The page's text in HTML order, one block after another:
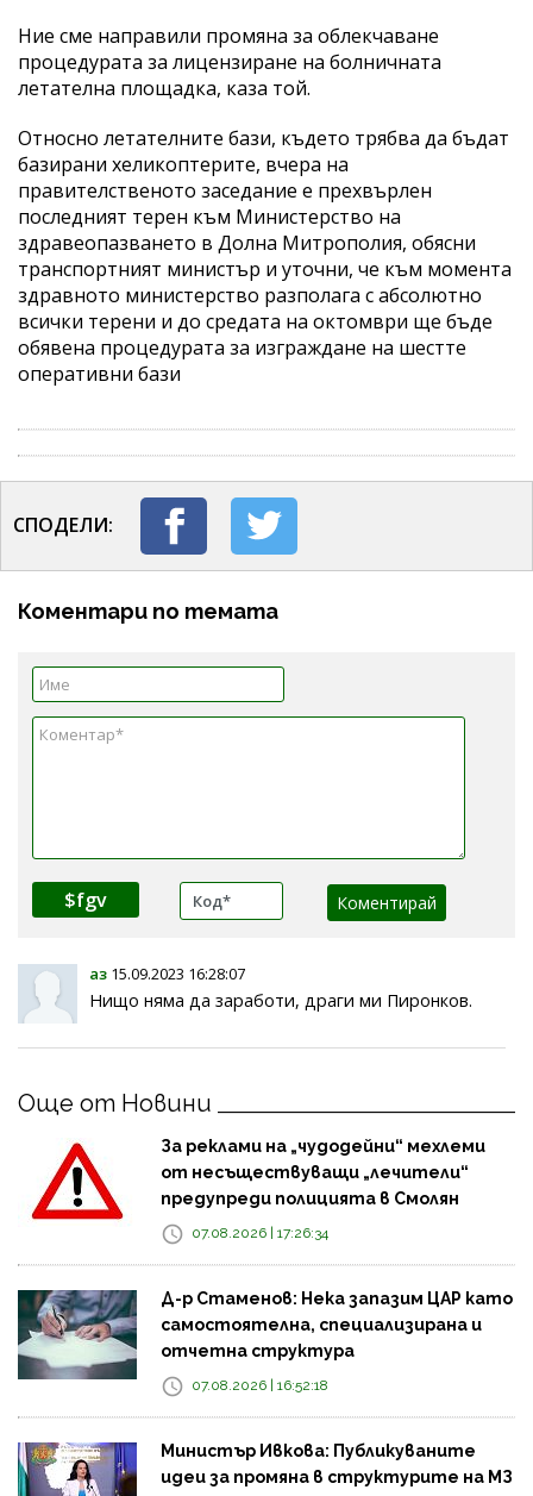
Ние сме направили промяна за облекчаване
процедурата за лицензиране на болничната
летателна площадка, каза той.
Относно летателните бази, където трябва да бъдат
базирани хеликоптерите, вчера на
правителственото заседание е прехвърлен
последният терен към Министерство на
здравеопазването в Долна Митрополия, обясни
транспортният министър и уточни, че към момента
здравното министерство разполага с абсолютно
всички терени и до средата на октомври ще бъде
обявена процедурата за изграждане на шестте
оперативни бази
СПОДЕЛИ:
Коментари по темата
$fgv
аз 15.09.2023 16:28:07
Нищо няма да заработи, драги ми Пиронков.
Още от Новини
За реклами на „чудодейни“ мехлеми
от несъществуващи „лечители“
предупреди полицията в Смолян
07.08.2026 | 17:26:34
Д-р Стаменов: Нека запазим ЦАР като
самостоятелна, специализирана и
отчетна структура
07.08.2026 | 16:52:18
Министър Ивкова: Публикуваните
идеи за промяна в структурите на МЗ